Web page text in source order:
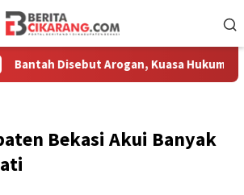
Arogan, Kuasa Hukum Nyumarno
Bekasi Akui Banyak